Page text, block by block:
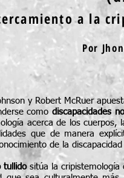
a la
Por
y Robert McRuer
comodiscapacidades
acerca de los cuerpos,
que de manera
de la
tullidositúa la cripistemología